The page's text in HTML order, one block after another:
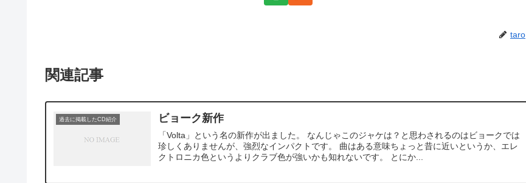
taro
関連記事
過去に掲載したCD紹介 ビョーク新作
「Volta」という名の新作が出ました。 なんじゃこのジャケは？と思わされるのはビョークでは
珍しくありませんが、強烈なインパクトです。 曲はある意味ちょっと昔に近いというか、エレ
クトロニカ色というよりクラブ色が強いかも知れないです。 とにか...